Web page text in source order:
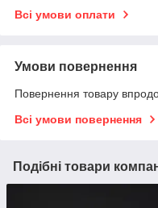
Всі умови оплати
Умови повернення
Повернення товару
Всі умови повернення
Подібні товари